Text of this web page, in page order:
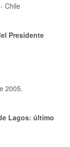
Chile
Presidente
2005.
Lagos: último